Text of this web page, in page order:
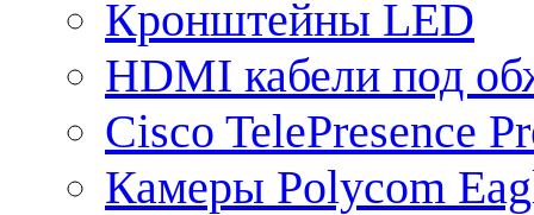
Кронштейны LED
HDMI кабели под
Cisco TelePresence
Камеры Polycom